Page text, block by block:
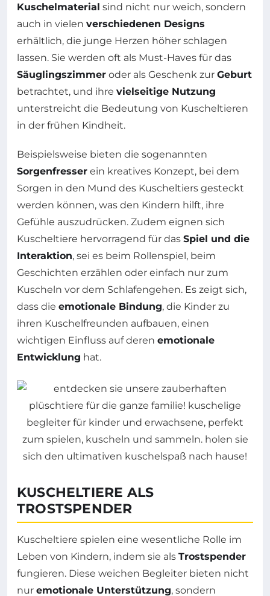
Kuschelmaterial sind nicht nur weich, sondern
auch in vielen verschiedenen Designs
erhältlich, die junge Herzen höher schlagen
lassen. Sie werden oft als Must-Haves für das
Säuglingszimmer oder als Geschenk zur Geburt
betrachtet, und ihre vielseitige Nutzung
unterstreicht die Bedeutung von Kuscheltieren
in der frühen Kindheit.
Beispielsweise bieten die sogenannten
Sorgenfresser ein kreatives Konzept, bei dem
Sorgen in den Mund des Kuscheltiers gesteckt
werden können, was den Kindern hilft, ihre
Gefühle auszudrücken. Zudem eignen sich
Kuscheltiere hervorragend für das Spiel und die
Interaktion, sei es beim Rollenspiel, beim
Geschichten erzählen oder einfach nur zum
Kuscheln vor dem Schlafengehen. Es zeigt sich,
dass die emotionale Bindung, die Kinder zu
ihren Kuschelfreunden aufbauen, einen
wichtigen Einfluss auf deren emotionale
Entwicklung hat.
KUSCHELTIERE ALS
TROSTSPENDER
Kuscheltiere spielen eine wesentliche Rolle im
Leben von Kindern, indem sie als Trostspender
fungieren. Diese weichen Begleiter bieten nicht
nur emotionale Unterstützung, sondern